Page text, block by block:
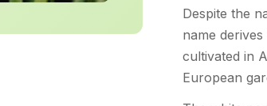
Despite the
name
cultivated in
European